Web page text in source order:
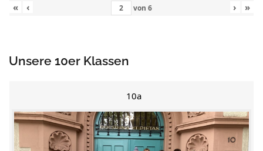
«
‹ von 6 › »
Unsere 10er Klassen
10a